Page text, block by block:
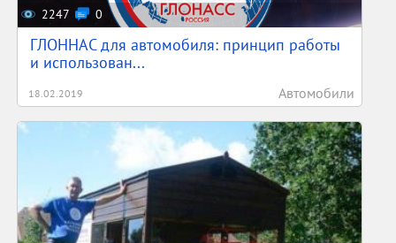
2247 0
ГЛОННАС для автомобиля: принцип работы
и использован...
18.02.2019 Автомобили